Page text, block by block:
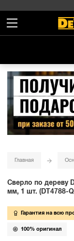
Главная
Сверло по дереву
мм, 1 шт. (DT4788-
Гарантия на всю
100% оригинал